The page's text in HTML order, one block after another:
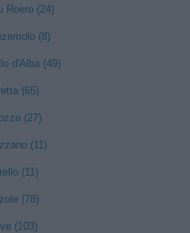
Roero (24)
(8)
d'Alba (49)
(65)
(27)
(11)
(11)
(78)
(103)